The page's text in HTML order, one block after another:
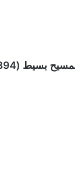
بسيط (394 م)